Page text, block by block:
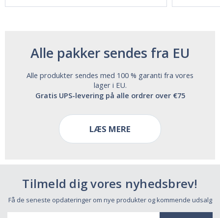
Alle pakker sendes fra EU
Alle produkter sendes med 100 % garanti fra vores
lager i EU.
Gratis UPS-levering på alle ordrer over €75
LÆS MERE
Tilmeld dig vores nyhedsbrev!
Få de seneste opdateringer om nye produkter og kommende udsalg